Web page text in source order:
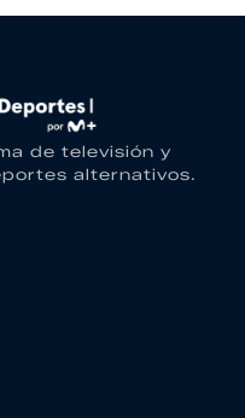
de televisión y
alternativos.